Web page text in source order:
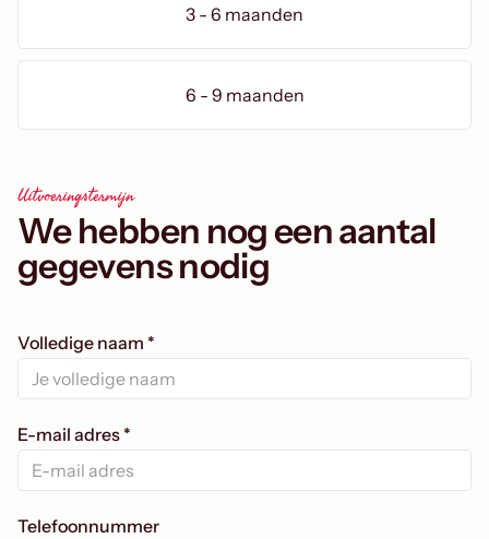
3 - 6 maanden
6 - 9 maanden
Uitvoeringstermijn
We hebben nog een aantal
gegevens nodig
Volledige naam *
E-mail adres *
Telefoonnummer